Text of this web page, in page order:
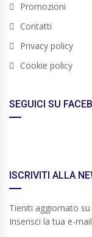
Promozioni
Contatti
Privacy policy
Cookie policy
SEGUICI SU
ISCRIVITI ALLA
Tieniti aggiornato
Inserisci la tua e-